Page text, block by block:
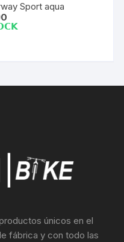
Sport aqua
únicos en el
fábrica y con todo las